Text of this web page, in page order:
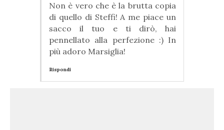
Non è vero che è la brutta copia
di quello di Steffi! A me piace un
sacco il tuo e ti dirò, hai
pennellato alla perfezione :) In
più adoro Marsiglia!
Rispondi